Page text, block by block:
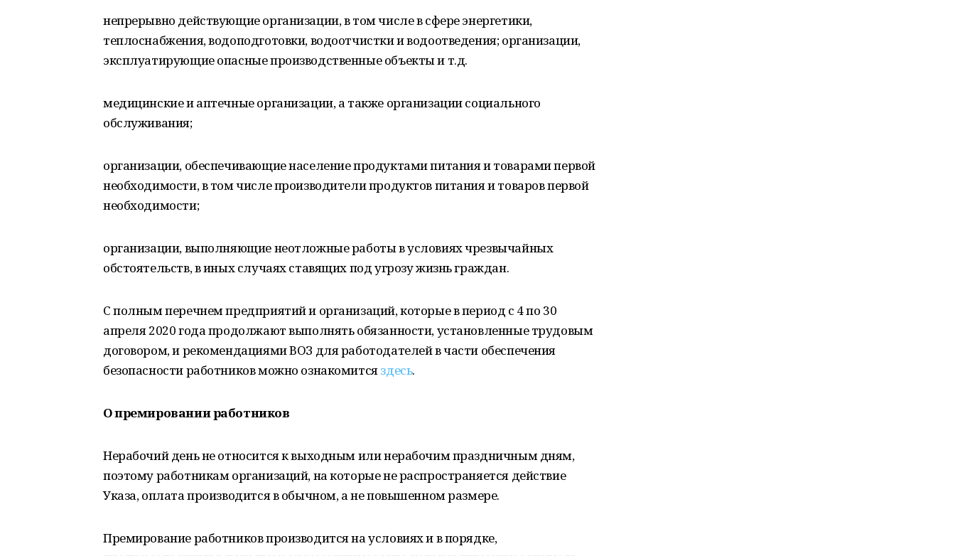
непрерывно действующие организации, в том числе в сфере энергетики,
теплоснабжения, водоподготовки, водоотчистки и водоотведения; организации,
эксплуатирующие опасные производственные объекты и т.д.
медицинские и аптечные организации, а также организации социального
обслуживания;
организации, обеспечивающие население продуктами питания и товарами первой
необходимости, в том числе производители продуктов питания и товаров первой
необходимости;
организации, выполняющие неотложные работы в условиях чрезвычайных
обстоятельств, в иных случаях ставящих под угрозу жизнь граждан.
С полным перечнем предприятий и организаций, которые в период с 4 по 30
апреля 2020 года продолжают выполнять обязанности, установленные трудовым
договором, и рекомендациями ВОЗ для работодателей в части обеспечения
безопасности работников можно ознакомитсяздесь.­­­­­­­­­­­­­­­
О премировании работников
Нерабочий день не относится к выходным или нерабочим праздничным дням,
поэтому работникам организаций, на которые не распространяется действие
Указа, оплата производится в обычном, а не повышенном размере.
Премирование работников производится на условиях и в порядке,